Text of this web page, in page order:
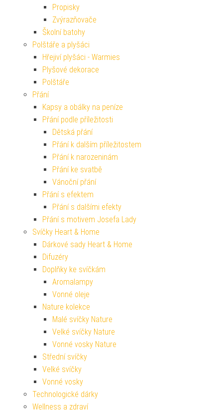
Propisky
Zvýrazňovače
Školní batohy
Polštáře a plyšáci
Hřejiví plyšáci - Warmies
Plyšové dekorace
Polštáře
Přání
Kapsy a obálky na peníze
Přání podle příležitosti
Dětská přání
Přání k dalším příležitostem
Přání k narozeninám
Přání ke svatbě
Vánoční přání
Přání s efektem
Přání s dalšími efekty
Přání s motivem Josefa Lady
Svíčky Heart & Home
Dárkové sady Heart & Home
Difuzéry
Doplňky ke svíčkám
Aromalampy
Vonné oleje
Nature kolekce
Malé svíčky Nature
Velké svíčky Nature
Vonné vosky Nature
Střední svíčky
Velké svíčky
Vonné vosky
Technologické dárky
Wellness a zdraví